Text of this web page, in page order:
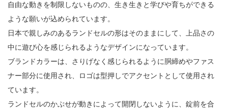
自由な動きを制限しないものの、生き生きと学びや育ちができる
ような願いが込められています。
日本で親しみのあるランドセルの形はそのままにして、上品さの
中に遊び心を感じられるようなデザインになっています。
ブランドカラーは、さりげなく感じられるように胴締めやファス
ナー部分に使用され、ロゴは型押しでアクセントとして使用され
ています。
ランドセルのかぶせが動きによって開閉しないように、錠前を合